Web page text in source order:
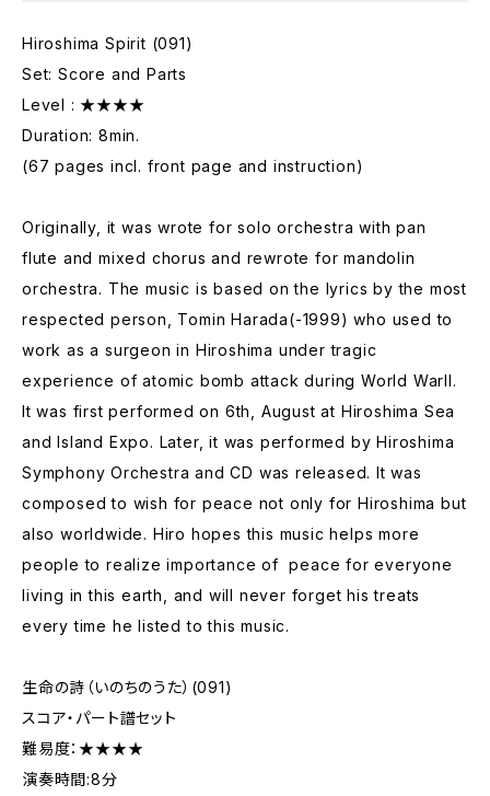
Hiroshima Spirit (091)
Set: Score and Parts
Level : ★★★★
Duration: 8min.
(67 pages incl. front page and instruction)
Originally, it was wrote for solo orchestra with pan
flute and mixed chorus and rewrote for mandolin
orchestra. The music is based on the lyrics by the most
respected person, Tomin Harada(-1999) who used to
work as a surgeon in Hiroshima under tragic
experience of atomic bomb attack during World WarII.
It was first performed on 6th, August at Hiroshima Sea
and Island Expo. Later, it was performed by Hiroshima
Symphony Orchestra and CD was released. It was
composed to wish for peace not only for Hiroshima but
also worldwide. Hiro hopes this music helps more
people to realize importance of peace for everyone
living in this earth, and will never forget his treats
every time he listed to this music.
生命の詩（いのちのうた）(091)
スコア・パート譜セット
難易度：★★★★
演奏時間:8分